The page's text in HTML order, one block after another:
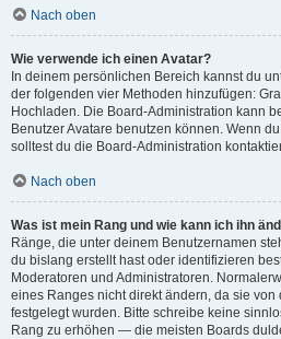
Nach oben
Wie verwende ich einen Avatar?
In deinem persönlichen Bereich kannst du
der folgenden vier Methoden hinzufügen:
Hochladen. Die Board-Administration kann
Benutzer Avatare benutzen können. Wenn
solltest du die Board-Administration
Nach oben
Was ist mein Rang und wie kann ich ihn
Ränge, die unter deinem Benutzernamen
du bislang erstellt hast oder identifizieren
Moderatoren und Administratoren.
eines Ranges nicht direkt ändern, da sie von
festgelegt wurden. Bitte schreibe keine
Rang zu erhöhen — die meisten Boards